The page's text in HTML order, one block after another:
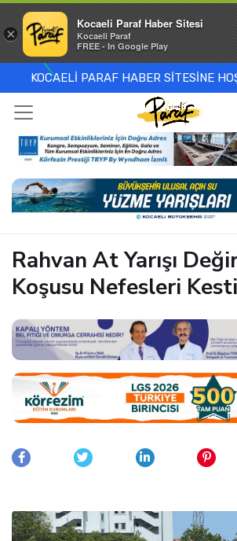
KOCAELİ PARAF HABER SİTESİNE
Rahvan At Yarışı
Koşusu Nefesleri Kesti
×
Kocaeli Paraf Haber Sitesi
Kocaeli Paraf
FREE - In Google Play